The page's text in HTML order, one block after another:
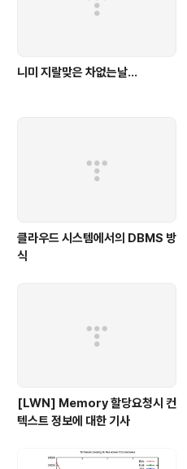
니미 지랄맞은 차없는날...
클라우드 시스템에서의 DBMS 방
식
[LWN] Memory 할당요청시 컨
텍스트 정보에 대한 기사